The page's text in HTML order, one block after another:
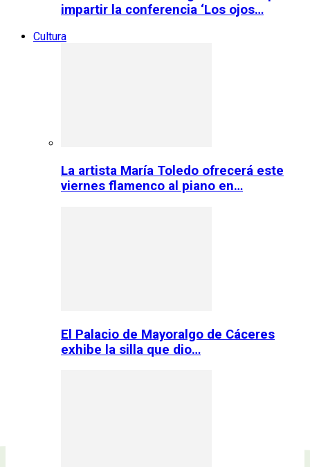
impartir la conferencia ‘Los ojos…
Cultura
La artista María Toledo ofrecerá este
viernes flamenco al piano en…
El Palacio de Mayoralgo de Cáceres
exhibe la silla que dio…